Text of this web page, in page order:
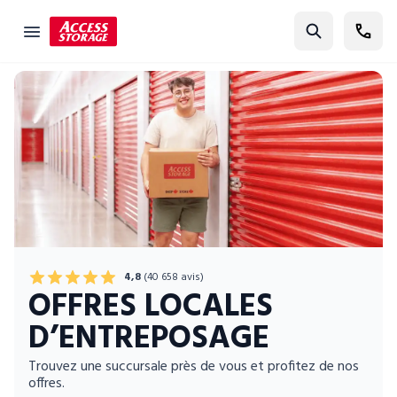
Guide des tailles
Entreposage libre-service
Localisateur de succursales
Résidentiel
Véhicules
Entreposage pour étudiants
Commercial
Déménagement
Guide de l'entreposage
Cherchez
4,8 (40 658 avis)
OFFRES LOCALES
D’ENTREPOSAGE
Trouvez une succursale près de vous et profitez de nos
offres.